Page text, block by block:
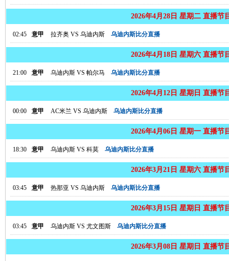
2026年4月28日 星期二 直播节
02:45 意甲 拉齐奥 VS 乌迪内斯 乌迪内斯比分直播
2026年4月18日 星期六 直播节
21:00 意甲 乌迪内斯 VS 帕尔马 乌迪内斯比分直播
2026年4月12日 星期日 直播节
00:00 意甲 AC米兰 VS 乌迪内斯 乌迪内斯比分直播
2026年4月06日 星期一 直播节
18:30 意甲 乌迪内斯 VS 科莫 乌迪内斯比分直播
2026年3月21日 星期六 直播节
03:45 意甲 热那亚 VS 乌迪内斯 乌迪内斯比分直播
2026年3月15日 星期日 直播节
03:45 意甲 乌迪内斯 VS 尤文图斯 乌迪内斯比分直播
2026年3月08日 星期日 直播节